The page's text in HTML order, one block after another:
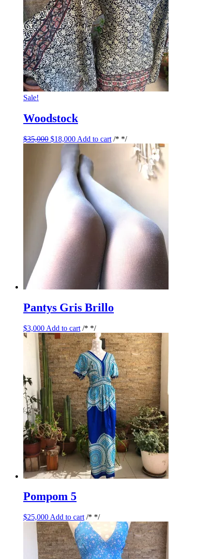
Sale!
Woodstock
$35,000 $18,000 Add to cart /* */
Pantys Gris Brillo
$3,000 Add to cart /* */
Pompom 5
$25,000 Add to cart /* */